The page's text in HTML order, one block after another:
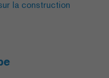
la construction